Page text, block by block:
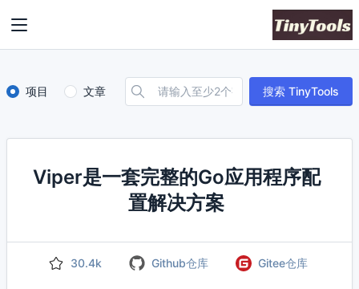
项目 文章 搜索 TinyTools
Viper是一套完整的Go应用程序配
置解决方案
30.4k Github仓库 Gitee仓库